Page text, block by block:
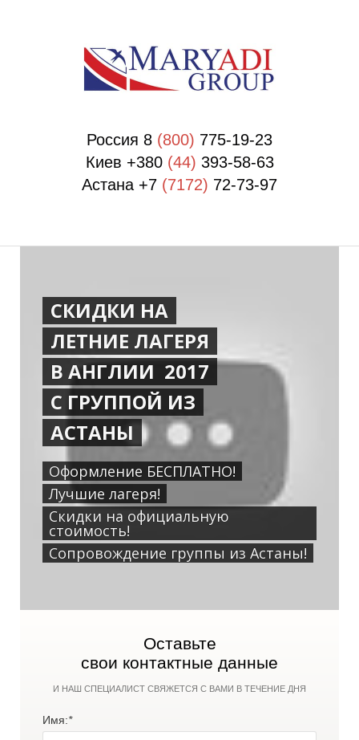
Россия 8 (800) 775-19-23
Киев +380 (44) 393-58-63
Астана +7 (7172) 72-73-97
СКИДКИ НА
ЛЕТНИЕ ЛАГЕРЯ
В АНГЛИИ 2017
С ГРУППОЙ ИЗ
АСТАНЫ
Оформление БЕСПЛАТНО!
Лучшие лагеря!
Скидки на официальную
стоимость!
Сопровождение группы из Астаны!
Оставьте
свои контактные данные
И НАШ СПЕЦИАЛИСТ СВЯЖЕТСЯ С ВАМИ В ТЕЧЕНИЕ ДНЯ
Имя:*